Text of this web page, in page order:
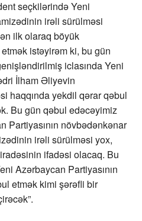
seçkilərində Yeni
irəli sürülməsi
ilk olaraq böyük
istəyirəm ki, bu gün
iclasında Yeni
İlham Əliyevin
haqqında yekdil qərar qəbul
Bu gün qəbul edəcəyimiz
Partiyasının növbədənkənar
irəli sürülməsi yox,
ifadəsi olacaq. Bu
Azərbaycan Partiyasının
etmək kimi şərəfli bir